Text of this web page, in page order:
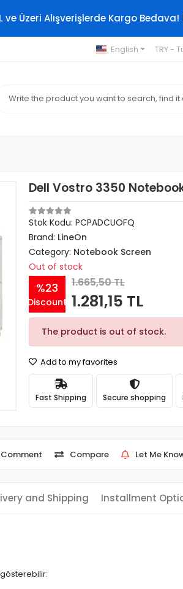
ve Üzeri Alışverişlerde Kargo Bedava!
English TRY -
Dell Vostro 3350
Stok Kodu: PCPADCUOFQ
Brand: LineOn
Category: Notebook Screen
Out of stock
%23
Discount
1.665,50 TL
1.281,15 TL
The product is out of stock.
Add to my favorites
Fast Shipping Secure shopping
Comment Compare Let Me
and Shipping Installment
gösterebilir: